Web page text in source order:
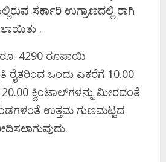
ಸರ್ಕಾರಿ‌ ಉಗ್ರಾಣದಲ್ಲಿ ರಾಗಿ
.
ರೂ. 4290 ರೂಪಾಯಿ
ರೈತರಿಂದ ಒಂದು ಎಕರೆಗೆ 10.00
ಕ್ವಿಂಟಾಲ್‌ಗಳನ್ನು ಮೀರದಂತೆ
ಉತ್ತಮ ಗುಣಮಟ್ಟದ